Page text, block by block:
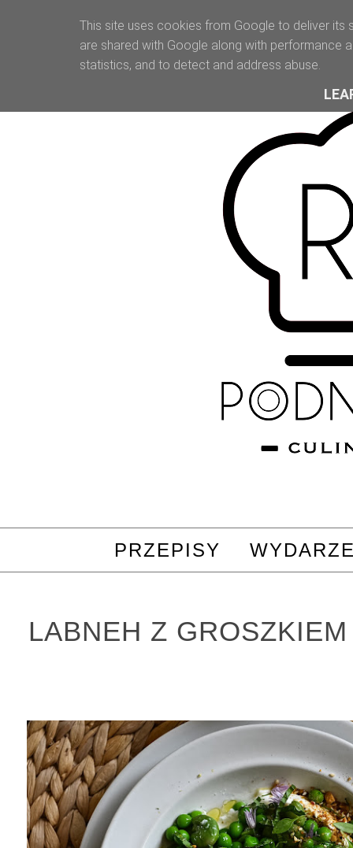
PRZEPISY
LABNEH Z
This site uses cookies from Google to deliver its
are shared with Google along with performance
statistics, and to detect and address abuse.